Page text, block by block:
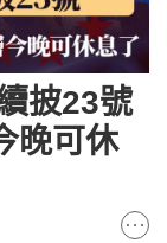
披23號
晚可休